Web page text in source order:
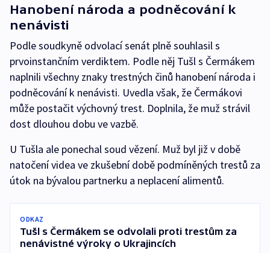
Hanobení národa a podněcování k
nenávisti
Podle soudkyně odvolací senát plně souhlasil s
prvoinstančním verdiktem. Podle něj Tušl s Čermákem
naplnili všechny znaky trestných činů hanobení národa i
podněcování k nenávisti. Uvedla však, že Čermákovi
může postačit výchovný trest. Doplnila, že muž strávil
dost dlouhou dobu ve vazbě.
U Tušla ale ponechal soud vězení. Muž byl již v době
natočení videa ve zkušební době podmíněných trestů za
útok na bývalou partnerku a neplacení alimentů.
ODKAZ
Tušl s Čermákem se odvolali proti trestům za
nenávistné výroky o Ukrajincích